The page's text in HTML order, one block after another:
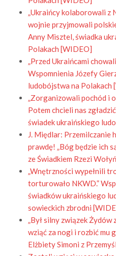
„Ukraińcy kolaborowali z
wojnie przyjmowali
Anny Misztel, świadka
Polakach [WIDEO]
„Przed Ukraińcami
Wspomnienia Józefy
ludobójstwa na Polakach
„Zorganizowali pochód i
Potem chcieli nas
świadek ukraińskiego
J. Międlar: Przemilczanie
prawdę! „Bóg będzie ich
ze Świadkiem Rzezi
„Wnętrzności wypełnili
torturowało NKWD.”
świadków ukraińskiego
sowieckich zbrodni
„Był silny związek
wziąć za nogi i rozbić mu
Elżbiety Simoni z